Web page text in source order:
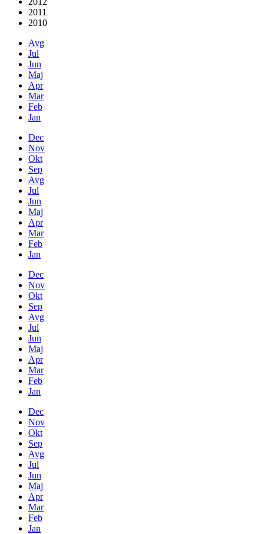
2011
2010
Avg
Jul
Jun
Maj
Apr
Mar
Feb
Jan
Dec
Nov
Okt
Sep
Avg
Jul
Jun
Maj
Apr
Mar
Feb
Jan
Dec
Nov
Okt
Sep
Avg
Jul
Jun
Maj
Apr
Mar
Feb
Jan
Dec
Nov
Okt
Sep
Avg
Jul
Jun
Maj
Apr
Mar
Feb
Jan